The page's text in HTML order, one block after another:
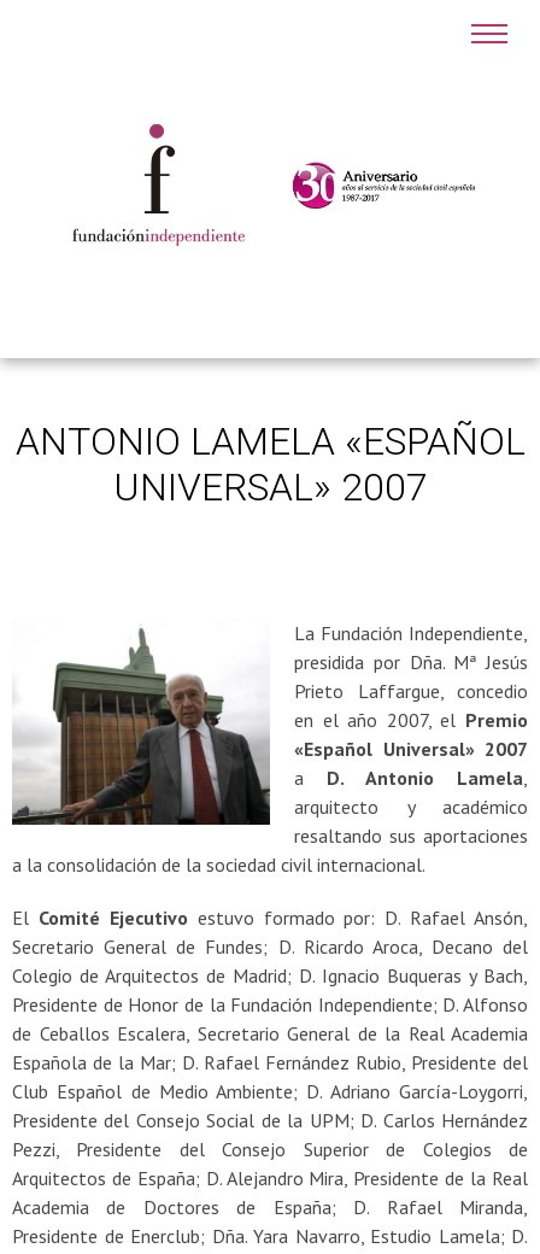
ANTONIO LAMELA «ESPAÑOL
UNIVERSAL» 2007
La Fundación Independiente,
presidida por Dña. Mª Jesús
Prieto Laffargue, concedio
en el año 2007, el Premio
«Español Universal» 2007
a D. Antonio Lamela
arquitecto y académico
resaltando sus aportaciones
a la consolidación de la sociedad civil internacional.
El Comité Ejecutivo estuvo formado por: D. Rafael Ansón,
Secretario General de Fundes; D. Ricardo Aroca, Decano del
Colegio de Arquitectos de Madrid; D. Ignacio Buqueras y Bach,
Presidente de Honor de la Fundación Independiente; D. Alfonso
de Ceballos Escalera, Secretario General de la Real Academia
Española de la Mar; D. Rafael Fernández Rubio, Presidente del
Club Español de Medio Ambiente; D. Adriano García-Loygorri,
Presidente del Consejo Social de la UPM; D. Carlos Hernández
Pezzi, Presidente del Consejo Superior de Colegios de
Arquitectos de España; D. Alejandro Mira, Presidente de la Real
Academia de Doctores de España; D. Rafael Miranda,
Presidente de Enerclub; Dña. Yara Navarro, Estudio Lamela; D.